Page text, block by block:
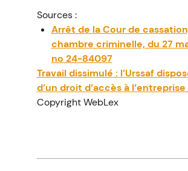
Sources :
Arrêt de la Cour de
chambre criminelle, du 27
no 24-84097
Travail dissimulé : l’Urssaf
d’un droit d’accès à l’entreprise
Copyright WebLex